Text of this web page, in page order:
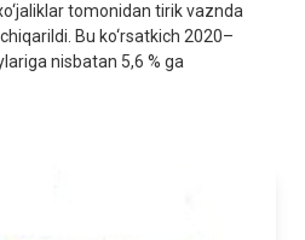
tomonidan tirik vaznda
Bu ko‘rsatkich 2020–
nisbatan 5,6 % ga